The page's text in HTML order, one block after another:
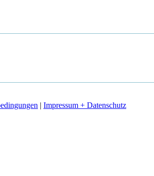
| Impressum + Datenschutz